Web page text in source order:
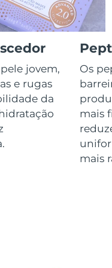
jovem,
e rugas
da
Os
mais
mais
prevista8/10/26
prevista 8/12/26
prevista 8/13/26
prevista
8/11/26